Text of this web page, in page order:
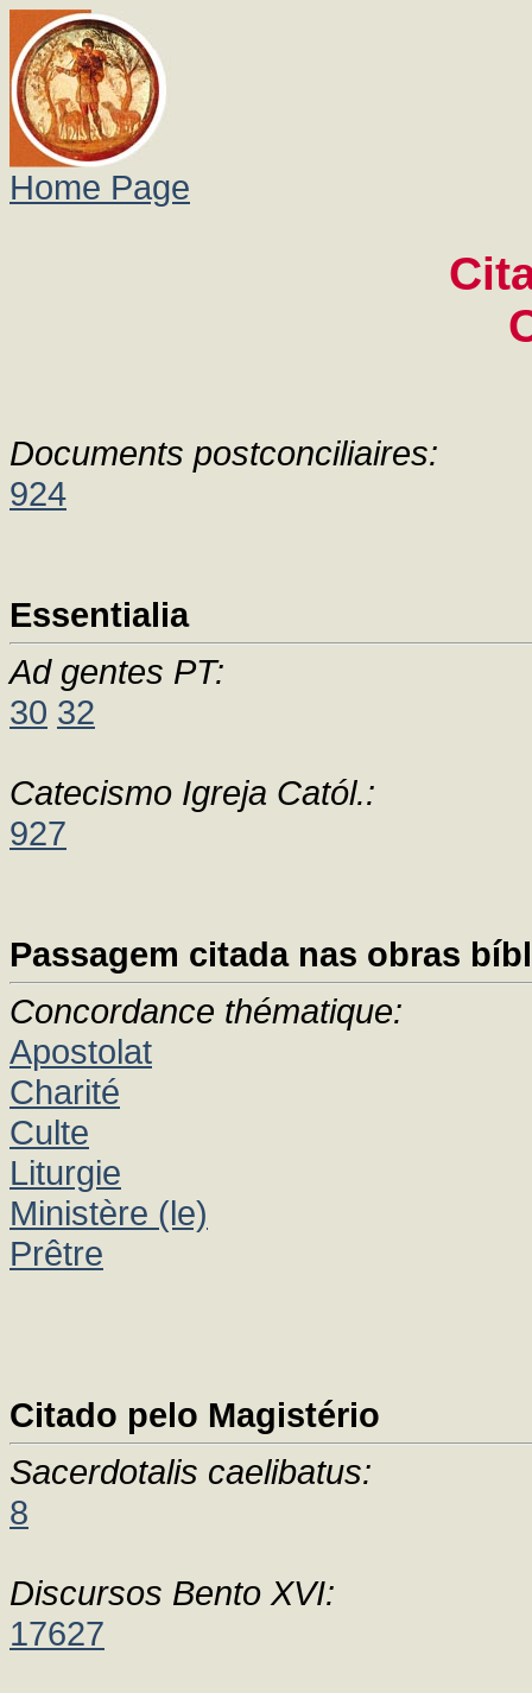
Home Page
Documents postconciliaires:
924
Essentialia
Ad gentes PT:
30 32
Catecismo Igreja Catól.:
927
Passagem citada nas obras
Concordance thématique:
Apostolat
Charité
Culte
Liturgie
Ministère (le)
Prêtre
Citado pelo Magistério
Sacerdotalis caelibatus:
8
Discursos Bento XVI:
17627